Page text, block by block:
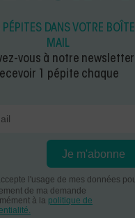
PÉPITES DANS VOTRE BOÎTE
MAIL
vous à notre newsletter
1 pépite chaque